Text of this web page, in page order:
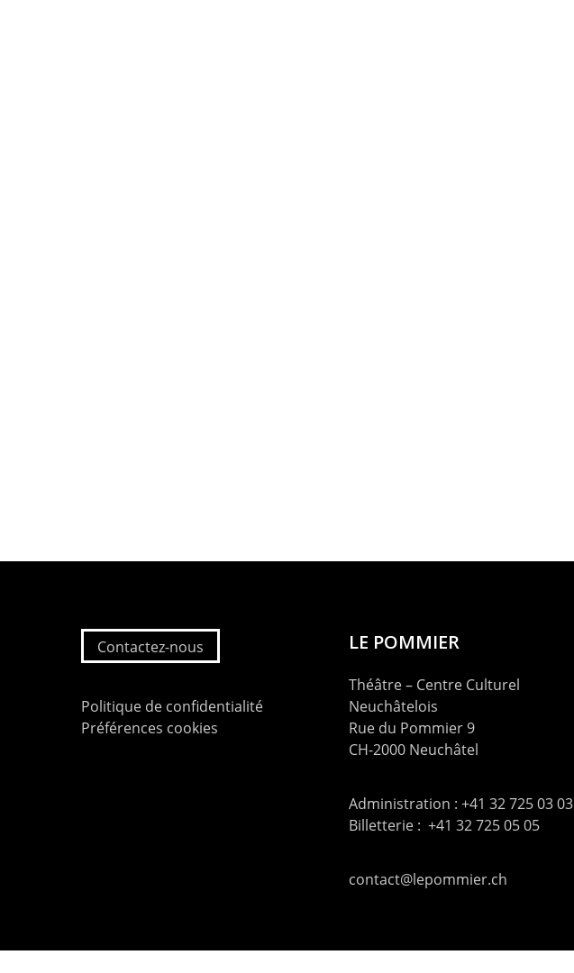
Contactez-nous
Politique de confidentialité
Préférences cookies
LE POMMIER
Théâtre – Centre Culturel
Neuchâtelois
Rue du Pommier 9
CH-2000 Neuchâtel
Administration : +41 32 725 03 03
Billetterie : +41 32 725 05 05
contact@lepommier.ch